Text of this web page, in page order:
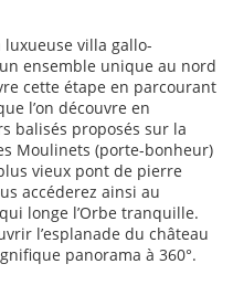
villa gallo-
ensemble unique au nord
cette étape en parcourant
l’on découvre en
balisés proposés sur la
Moulinets (porte-bonheur)
vieux pont de pierre
accéderez ainsi au
longe l’Orbe tranquille.
l’esplanade du château
panorama à 360°.